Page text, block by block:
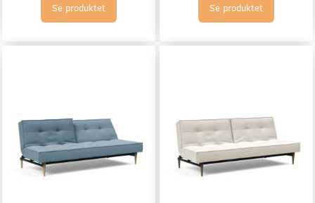
Se produktet Se produktet